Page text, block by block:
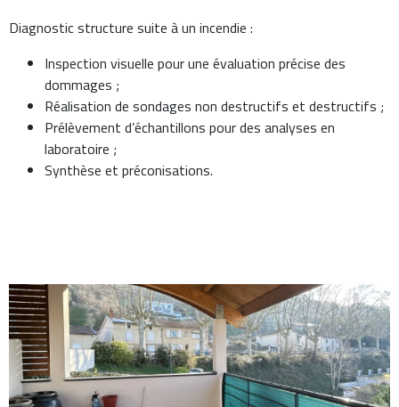
Diagnostic structure suite à un incendie :
Inspection visuelle pour une évaluation précise des
dommages ;
Réalisation de sondages non destructifs et destructifs ;
Prélèvement d’échantillons pour des analyses en
laboratoire ;
Synthèse et préconisations.